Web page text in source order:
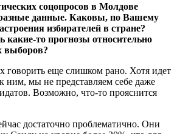
соцопросов в Молдове
данные. Каковы, по Вашему
избирателей в стране?
то прогнозы относительно
выборов?
говорить еще слишком рано. Хотя идет
ним, мы не представляем себе даже
Возможно, что-то прояснится
достаточно проблематично. Они